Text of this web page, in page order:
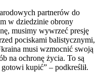
partnerów do
w dziedzinie obrony
musimy wywrzeć presję
pociskami balistycznymi,
musi wzmocnić swoją
na ochronę życia. To są
kupić” – podkreślił.